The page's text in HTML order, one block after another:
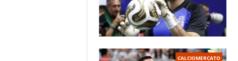
CALCIOMERCATO